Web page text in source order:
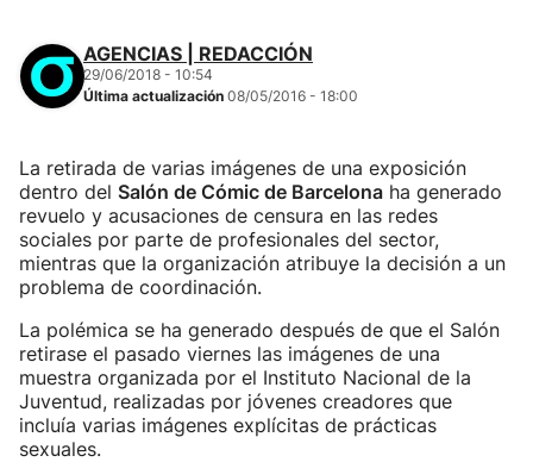
AGENCIAS | REDACCIÓN
29/06/2018 - 10:54
Última actualización 08/05/2016 - 18:00
La retirada de varias imágenes de una exposición
dentro del Salón de Cómic de Barcelona ha generado
revuelo y acusaciones de censura en las redes
sociales por parte de profesionales del sector,
mientras que la organización atribuye la decisión a un
problema de coordinación.
La polémica se ha generado después de que el Salón
retirase el pasado viernes las imágenes de una
muestra organizada por el Instituto Nacional de la
Juventud, realizadas por jóvenes creadores que
incluía varias imágenes explícitas de prácticas
sexuales.